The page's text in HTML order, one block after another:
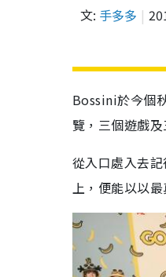
文: 手多多
Bossini於今個
覽，三個遊戲
從入口處入去
上，便能以以